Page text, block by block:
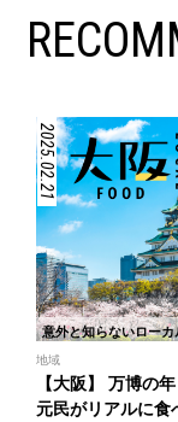
2025.02.21
意外と知らないローカ
地域
【大阪】 万博の
元民がリアルに食